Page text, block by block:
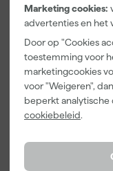
Marketing cookies:
advertenties en het
Door op "Cookies
toestemming voor
marketingcookies
voor "Weigeren",
beperkt analytische
cookiebeleid.